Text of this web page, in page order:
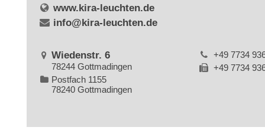
www.kira-leuchten.de
info@kira-leuchten.de
Wiedenstr. 6
78244 Gottmadingen
Postfach 1155
78240 Gottmadingen
+49 7734
+49 7734